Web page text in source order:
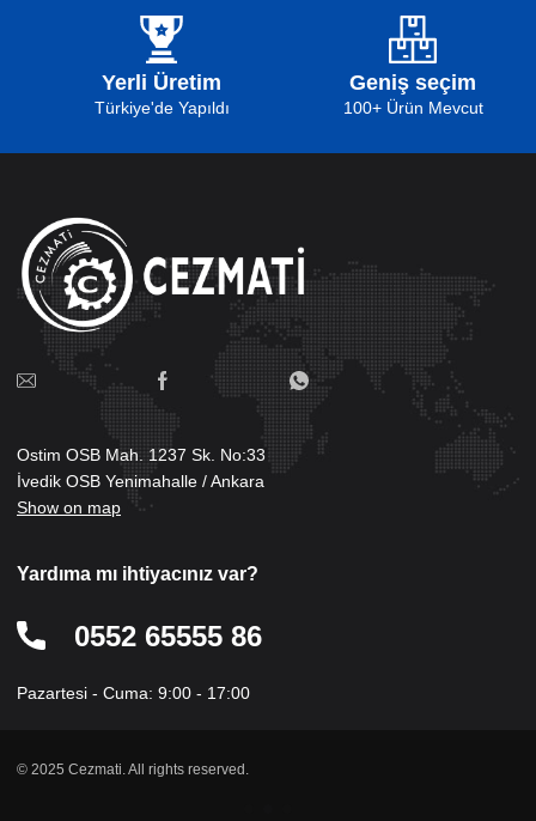
Yerli Üretim
Türkiye'de Yapıldı
Geniş seçim
100+ Ürün Mevcut
Ostim OSB Mah. 1237 Sk. No:33
İvedik OSB Yenimahalle / Ankara
Show on map
Yardıma mı ihtiyacınız var?
0552 65555 86
Pazartesi - Cuma: 9:00 - 17:00
© 2025 Cezmati. All rights reserved.